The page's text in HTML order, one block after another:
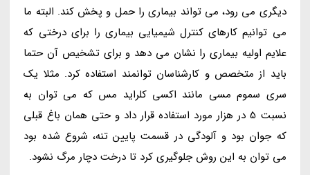
دیگری می رود، می تواند بیماری را حمل و پخش کند. البته ما
می توانیم کارهای کنترل شیمیایی بیماری را برای درختی که
علایم اولیه بیماری را نشان می دهد و برای تشخیص آن حتما
باید از متخصص و کارشناسان توانمند استفاده کرد. مثلا یک
سری سموم مسی مانند اکسی کلراید مس که می توان به
نسبت 5 در هزار مورد استفاده قرار داد و حتی همان باغ قبلی
که جوان بود و آلودگی در قسمت پایین تنه، شروع شده بود
می توان به این روش جلوگیری کرد تا درخت دچار مرگ نشود.